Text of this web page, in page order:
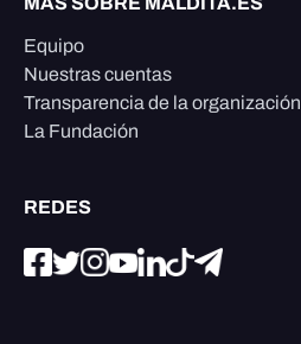
Equipo
Nuestras cuentas
Transparencia de la organización
La Fundación
REDES